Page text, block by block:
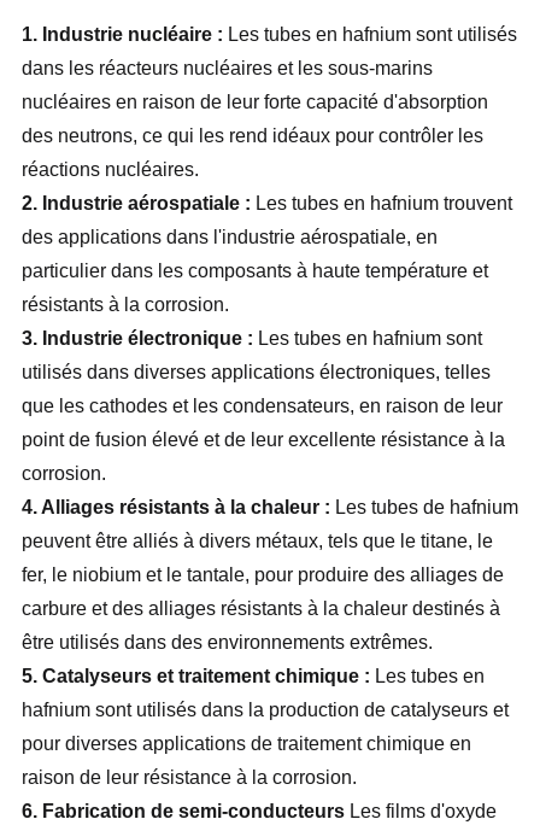
1. Industrie nucléaire : Les tubes en hafnium sont utilisés
dans les réacteurs nucléaires et les sous-marins
nucléaires en raison de leur forte capacité d'absorption
des neutrons, ce qui les rend idéaux pour contrôler les
réactions nucléaires.
2. Industrie aérospatiale : Les tubes en hafnium trouvent
des applications dans l'industrie aérospatiale, en
particulier dans les composants à haute température et
résistants à la corrosion.
3. Industrie électronique : Les tubes en hafnium sont
utilisés dans diverses applications électroniques, telles
que les cathodes et les condensateurs, en raison de leur
point de fusion élevé et de leur excellente résistance à la
corrosion.
4. Alliages résistants à la chaleur : Les tubes de hafnium
peuvent être alliés à divers métaux, tels que le titane, le
fer, le niobium et le tantale, pour produire des alliages de
carbure et des alliages résistants à la chaleur destinés à
être utilisés dans des environnements extrêmes.
5. Catalyseurs et traitement chimique : Les tubes en
hafnium sont utilisés dans la production de catalyseurs et
pour diverses applications de traitement chimique en
raison de leur résistance à la corrosion.
6. Fabrication de semi-conducteurs Les films d'oxyde